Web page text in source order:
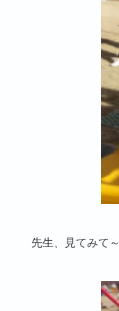
先生、見てみて